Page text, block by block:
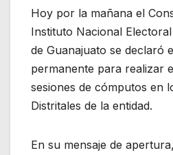
Hoy por la mañana el
Instituto Nacional
de Guanajuato se declaró
permanente para realizar
sesiones de cómputos en
Distritales de la entidad.
En su mensaje de